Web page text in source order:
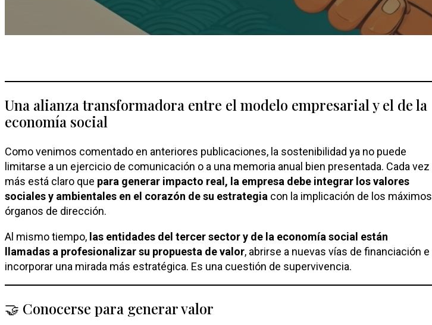
Una alianza transformadora entre el modelo empresarial y el de la
economía social
Como venimos comentado en anteriores publicaciones, la sostenibilidad ya no puede
limitarse a un ejercicio de comunicación o a una memoria anual bien presentada. Cada vez
más está claro que para generar impacto real, la empresa debe integrar los valores
sociales y ambientales en el corazón de su estrategia con la implicación de los máximos
órganos de dirección.
Al mismo tiempo, las entidades del tercer sector y de la economía social están
llamadas a profesionalizar su propuesta de valor, abrirse a nuevas vías de financiación e
incorporar una mirada más estratégica. Es una cuestión de supervivencia.
🤝 Conocerse para generar valor